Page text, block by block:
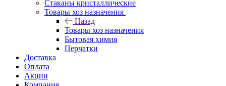
Стаканы кристаллические
Товары хоз назначения
Назад
Товары хоз назначения
Бытовая химия
Перчатки
Доставка
Оплата
Акции